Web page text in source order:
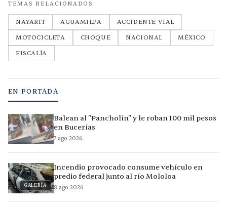
TEMAS RELACIONADOS:
NAYARIT AGUAMILPA
ACCIDENTE VIAL
MOTOCICLETA
CHOQUE NACIONAL
MÉXICO
FISCALÍA
EN PORTADA
Balean al "Pancholín" y le roban 100 mil pesos
en Bucerías
7 ago 2026
GALERÍA
Incendio provocado consume vehículo en
predio federal junto al río Mololoa
8 ago 2026